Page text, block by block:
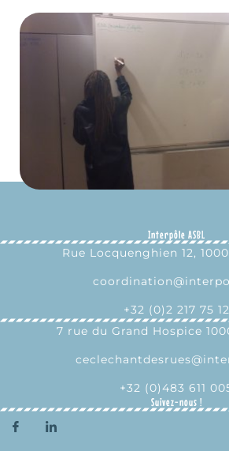
Interpôle ASBL
Rue Locquenghien 12,
+32 (0)2 217 75 12
7 rue du Grand Hospice
+32 (0)483 611
Suivez-nous !